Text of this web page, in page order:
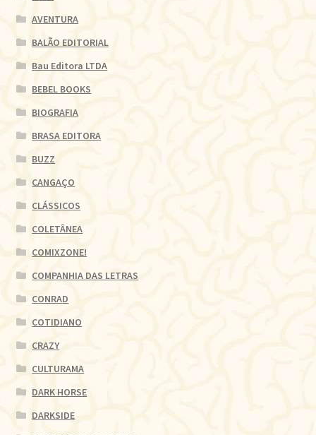
AVENTURA
BALÃO EDITORIAL
Bau Editora LTDA
BEBEL BOOKS
BIOGRAFIA
BRASA EDITORA
BUZZ
CANGAÇO
CLÁSSICOS
COLETÂNEA
COMIXZONE!
COMPANHIA DAS LETRAS
CONRAD
COTIDIANO
CRAZY
CULTURAMA
DARK HORSE
DARKSIDE